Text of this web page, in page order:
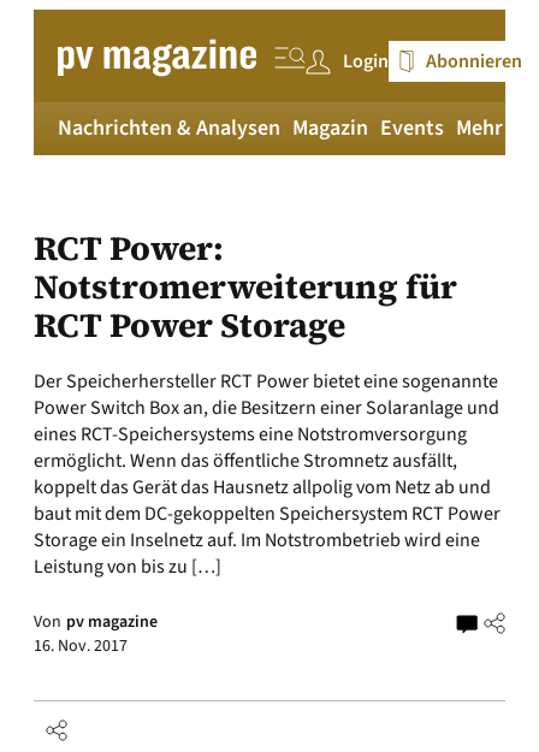
springen
Login Abonnieren
Nachrichten & Analysen Magazin Events Mehr
RCT Power:
Notstromerweiterung für
RCT Power Storage
Der Speicherhersteller RCT Power bietet eine sogenannte
Power Switch Box an, die Besitzern einer Solaranlage und
eines RCT-Speichersystems eine Notstromversorgung
ermöglicht. Wenn das öffentliche Stromnetz ausfällt,
koppelt das Gerät das Hausnetz allpolig vom Netz ab und
baut mit dem DC-gekoppelten Speichersystem RCT Power
Storage ein Inselnetz auf. Im Notstrombetrieb wird eine
Leistung von bis zu […]
Von pv magazine
16. Nov. 2017